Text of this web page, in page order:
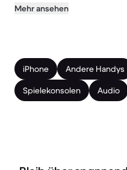
Mehr ansehen
iPhone Andere Handys
Spielekonsolen
Audio